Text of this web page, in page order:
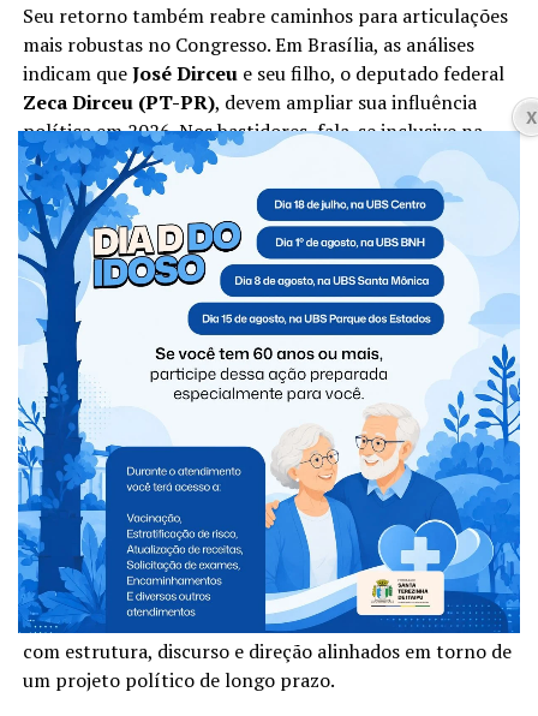
Seu retorno também reabre caminhos para articulações
mais robustas no Congresso. Em Brasília, as análises
indicam queJosé Dirceue seu filho, o deputado federal
Zeca Dirceu (PT-PR), devem ampliar sua influência
política em 2026. Nos bastidores, fala-se inclusive na
possibilidade de um deles disputar uma vaga ao Senado
ou assumir posições estratégicas caso Lula vença
novamente, como ministério, liderança na Câmara ou
coordenação central do governo.
Dirceu e seu filho, o deputado Zeca Dirceu, são vistos como um
movimento estratégico nas eleições de 2026. Foto: Assessoria/Zeca
Dirceu
A recomposição da direção partidária evidencia a
tentativa do PT de fortalecer sua identidade e preparar
terreno para as disputas estaduais e nacionais, após um
período de afastamento de setores do Centrão e de
recomposição política no Congresso. A volta de Dirceu,
um articulador com histórico decisivo nas vitórias
petistas, sinaliza que o partido pretende entrar em 2026
com estrutura, discurso e direção alinhados em torno de
um projeto político de longo prazo.